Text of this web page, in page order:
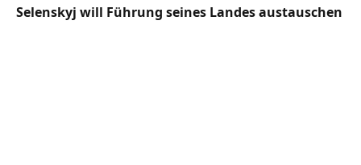
Selenskyj will Führung seines Landes austauschen